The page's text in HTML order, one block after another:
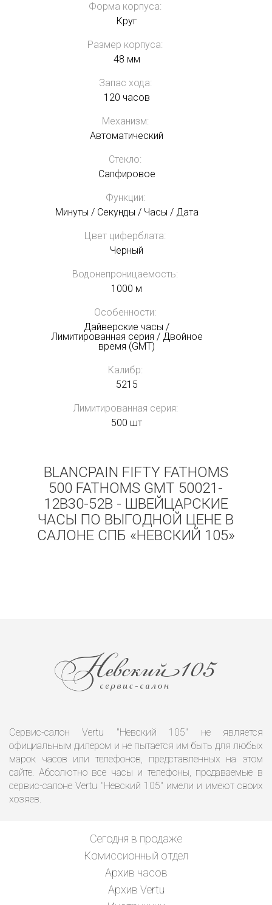
Форма корпуса:
Круг
Размер корпуса:
48 мм
Запас хода:
120 часов
Механизм:
Автоматический
Стекло:
Сапфировое
Функции:
Минуты / Секунды / Часы / Дата
Цвет циферблата:
Черный
Водонепроницаемость:
1000 м
Особенности:
Дайверские часы /
Лимитированная серия / Двойное
время (GMT)
Калибр:
5215
Лимитированная серия:
500 шт
BLANCPAIN FIFTY FATHOMS
500 FATHOMS GMT 50021-
12B30-52B - ШВЕЙЦАРСКИЕ
ЧАСЫ ПО ВЫГОДНОЙ ЦЕНЕ В
САЛОНЕ СПБ «НЕВСКИЙ 105»
Сервис-салон Vertu "Невский 105" не является
официальным дилером и не пытается им быть для любых
марок часов или телефонов, представленных на этом
сайте. Абсолютно все часы и телефоны, продаваемые в
сервис-салоне Vertu "Невский 105" имели и имеют своих
хозяев.
Сегодня в продаже
Комиссионный отдел
Архив часов
Архив Vertu